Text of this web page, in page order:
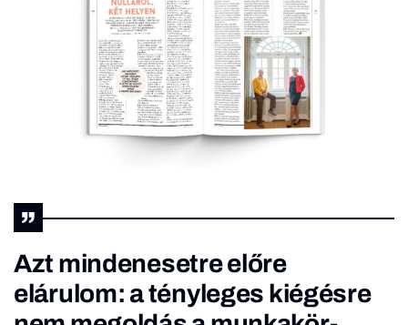
Azt mindenesetre előre
elárulom: a tényleges kiégésre